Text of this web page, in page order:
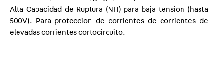
Alta Capacidad de Ruptura (NH) para baja tension (hasta
500V). Para proteccion de corrientes de corrientes de
elevadas corrientes cortocircuito.